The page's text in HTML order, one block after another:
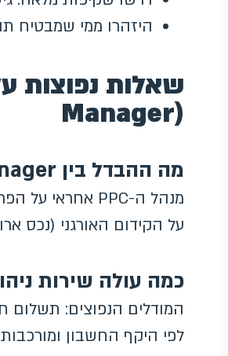
היזהרו ממי שמבטיח
Manager)
מה ההבדל בין PPC Manager לבין מומחה SEO?
על הקידום האורגני (נכס
כמה עולה שירות
המודלים הנפוצים: תשלום
לפי היקף החשבון